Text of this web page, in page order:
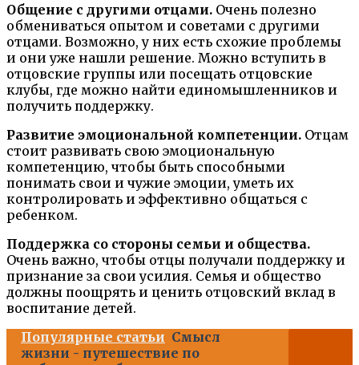
Общение с другими отцами. Очень полезно
обмениваться опытом и советами с другими
отцами. Возможно, у них есть схожие проблемы
и они уже нашли решение. Можно вступить в
отцовские группы или посещать отцовские
клубы, где можно найти единомышленников и
получить поддержку.
Развитие эмоциональной компетенции. Отцам
стоит развивать свою эмоциональную
компетенцию, чтобы быть способными
понимать свои и чужие эмоции, уметь их
контролировать и эффективно общаться с
ребенком.
Поддержка со стороны семьи и общества.
Очень важно, чтобы отцы получали поддержку и
признание за свои усилия. Семья и общество
должны поощрять и ценить отцовский вклад в
воспитание детей.
Популярные статьи Смысл
жизни - путешествие по